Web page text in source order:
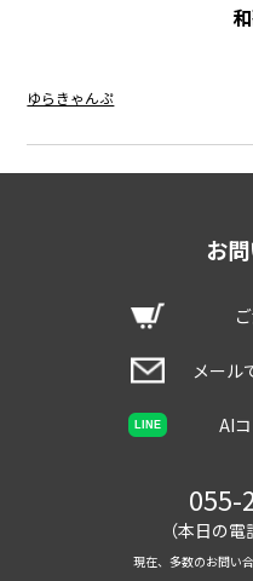
ゆらきゃんぷ
お
メール
LINE AI
055-
（本日の
現在、多数のお問い